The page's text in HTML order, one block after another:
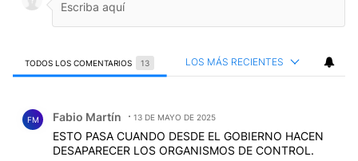
TODOS LOS COMENTARIOS 13 LOS MÁS RECIENTES
FM Fabio Martín 13 DE MAYO DE 2025
ESTO PASA CUANDO DESDE EL GOBIERNO HACEN
DESAPARECER LOS ORGANISMOS DE CONTROL.